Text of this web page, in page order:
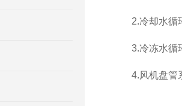
2.冷却水循环
3.冷冻水循环
4.风机盘管系